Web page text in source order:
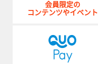
会員限定の
コンテンツやイベント